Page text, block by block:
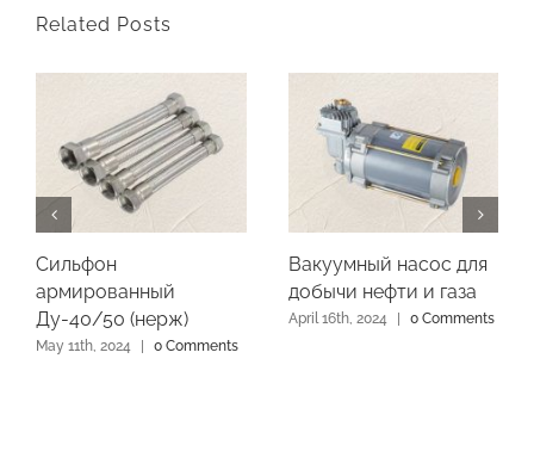
Related Posts
Сильфон
армированный
Ду-40/50 (нерж)
May 11th, 2024 0 Comments
Вакуумный насос для
добычи нефти и газа
April 16th, 2024 0 Comments